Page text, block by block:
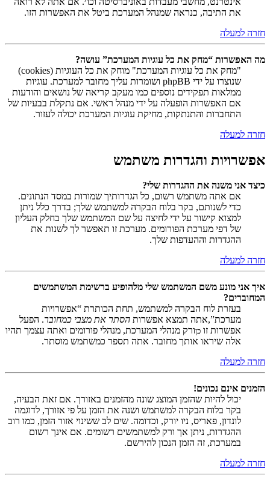
את התיבה, כנראה שמנהל המערכת ביטל את האפשרות הזו.
חזרה למעלה
מה האפשרות “מחק את כל עוגיות המערכת” עושה?
"מחק את כל עוגיות המערכת" מוחק את כל העוגיות (cookies)
שנוצרו על ידי phpBB ושומרות עליך מחובר למערכת. עוגיות
ממלאות תפקידים נוספים כמו מעקב קריאה של נושאים והודעות
אם האפשרות הופעלה על ידי מנהל ראשי. אם נתקלת בבעיות של
התחברות והתנתקות, מחיקת עוגיות המערכת יכולה לעזור.
חזרה למעלה
אפשרויות והגדרות משתמש
כיצד אני משנה את ההגדרות שלי?
אם אתה משתמש רשום, כל הגדרותיך שמורות במסד הנתונים.
כדי לשנותם, בקר בלוח הבקרה למשתמש שלך; בדרך כלל ניתן
למצוא קישור על ידי לחיצה על שם המשתמש שלך בחלק העליון
של דפי מערכת הפורומים. מערכת זו תאפשר לך לשנות את
ההגדרות וההעדפות שלך.
חזרה למעלה
איך אני מונע משם המשתמש שלי מלהופיע ברשימת המשתמשים
המחוברים?
בעזרת לוח הבקרה למשתמש, תחת הכותרת “אפשרויות
מערכת”,אתה תמצא אפשרות הסתר את מצבי כמחובר. הפעל
אפשרות זו כןורק מנהלי המערכת, מנהלי פורומים ואתה עצמך תהיו
אלה שיראו אותך מחובר. אתה תספר כמשתמש מוסתר.
חזרה למעלה
הזמנים אינם נכונים!
יכול להיות שהזמן המוצג שונה מהזמנים באזורך. אם זאת הבעיה,
בקר בלוח הבקרה למשתמש ושנה את הזמן על פי אזורך, לדוגמה
לונדון, פאריס, ניו יורק, וכדומה. שים לב ששינוי אזור הזמן, כמו רוב
ההגדרות, ניתן אך ורק למשתמשים רשומים. אם אינך רשום
במערכת, זה הזמן הנכון להירשם.
חזרה למעלה